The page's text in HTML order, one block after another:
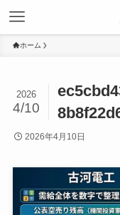
ホーム
2026
4/10
2026年4月10日